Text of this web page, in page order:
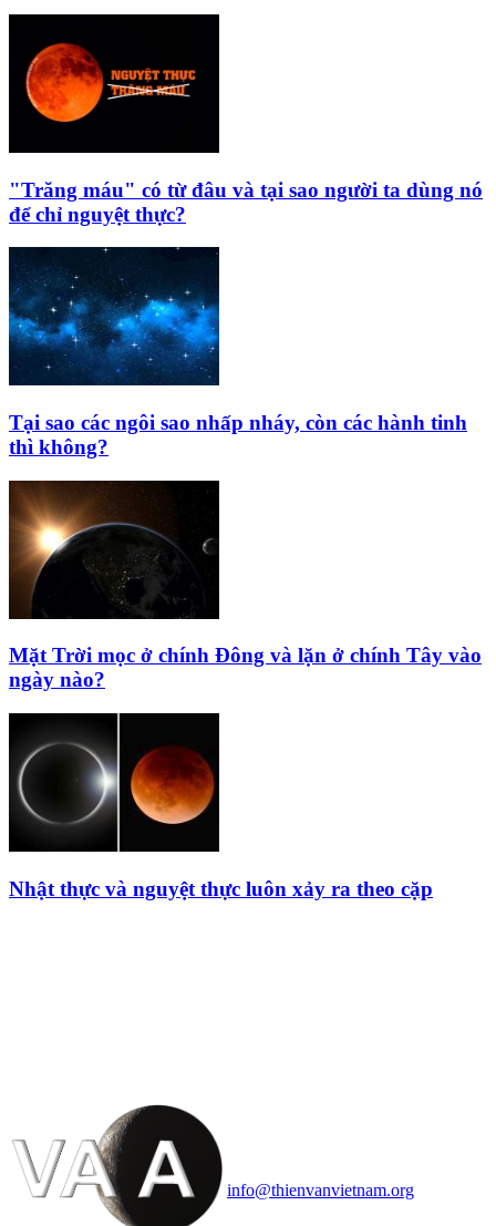
"Trăng máu" có từ đâu và tại sao người ta dùng nó
để chỉ nguyệt thực?
Tại sao các ngôi sao nhấp nháy, còn các hành tinh
thì không?
Mặt Trời mọc ở chính Đông và lặn ở chính Tây vào
ngày nào?
Nhật thực và nguyệt thực luôn xảy ra theo cặp
info@thienvanvietnam.org